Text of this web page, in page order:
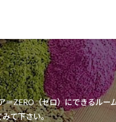
ZERO（ゼロ）にできるルーム
みて下さい。